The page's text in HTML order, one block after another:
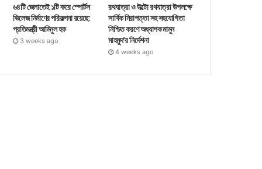
৬৪টি জেলাতেই ১টি করে স্পোর্টস
ভিলেজ নির্মাণের পরিকল্পনা রয়েছে:
প্রতিমন্ত্রী আমিনুল হক
3 weeks ago
রথযাত্রা ও উল্টো রথযাত্রা উপলক্ষে
সার্বিক নিরাপত্তা সহ সহযোগিতা
নিশ্চিত করণে অধ্যাপক মামুন
মাহমুদ’র নির্দেশনা
4 weeks ago